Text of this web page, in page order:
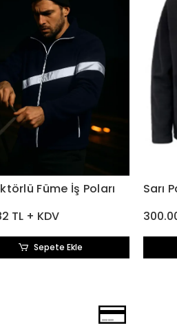
Füme İş Poları
TL + KDV
Sepete Ekle
Sarı